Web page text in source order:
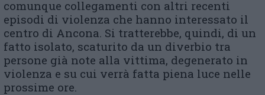
comunque collegamenti con altri recenti
episodi di violenza che hanno interessato il
centro di Ancona. Si tratterebbe, quindi, di un
fatto isolato, scaturito da un diverbio tra
persone già note alla vittima, degenerato in
violenza e su cui verrà fatta piena luce nelle
prossime ore.